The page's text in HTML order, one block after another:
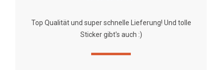
Top Qualität und super schnelle Lieferung! Und tolle
Sticker gibt's auch :)